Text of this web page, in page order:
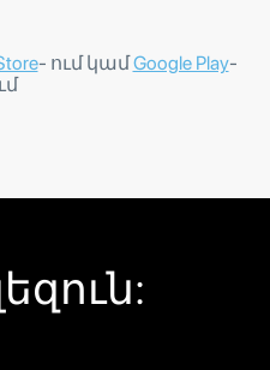
- ում կամGoogle Play-